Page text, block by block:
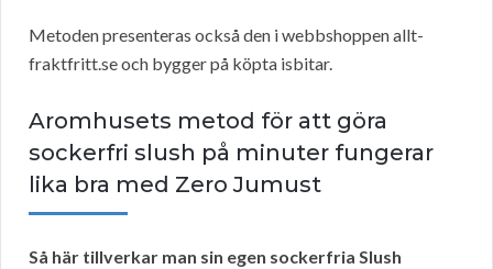
Metoden presenteras också den i webbshoppen allt-
fraktfritt.se och bygger på köpta isbitar.
Aromhusets metod för att göra
sockerfri slush på minuter fungerar
lika bra med Zero Jumust
Så här tillverkar man sin egen sockerfria Slush